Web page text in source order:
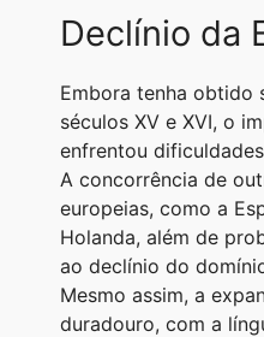
Declínio da
Embora tenha obtido
séculos XV e XVI, o
enfrentou
A concorrência de
europeias, como a
Holanda, além de
ao declínio do
Mesmo assim, a
duradouro, com a